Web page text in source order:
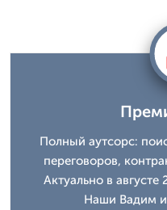
Полный аутсорс:
переговоров,
Актуально в
Наши Вадим и